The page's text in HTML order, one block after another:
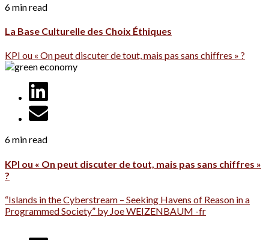
6 min read
La Base Culturelle des Choix Éthiques
KPI ou « On peut discuter de tout, mais pas sans chiffres » ?
6 min read
KPI ou « On peut discuter de tout, mais pas sans chiffres »
?
“Islands in the Cyberstream – Seeking Havens of Reason in a
Programmed Society” by Joe WEIZENBAUM -fr